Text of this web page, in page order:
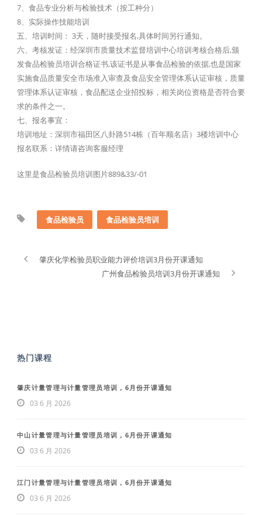
7、食品专业分析与检验技术（按工种分）
8、实际操作技能培训
五、培训时间： 3天，随时接受报名,具体时间另行通知。
六、考核发证：经深圳市质量技术监督培训中心培训考核合格后,颁
发食品检验员培训合格证书,该证书是从事食品检验的依据,也是国家
实施食品质量安全市场准入审查及食品安全管理体系认证审核，质量
管理体系认证审核，食品配送企业招投标，相关岗位资格是否符合要
求的条件之一。
七、报名事宜：
培训地址：深圳市福田区八卦路514栋（百年顺名店）3楼培训中心
报名联系：详情请咨询客服经理
这里是食品检验员培训图片889&33/-01
食品检验员 食品检验员培训
肇庆化学检验员职业能力评价培训3月份开课通知
广州食品检验员培训3月份开课通知
热门课程
肇庆计量管理与计量管理员培训，6月份开课通知
03 6 月 2026
中山计量管理与计量管理员培训，6月份开课通知
03 6 月 2026
江门计量管理与计量管理员培训，6月份开课通知
03 6 月 2026